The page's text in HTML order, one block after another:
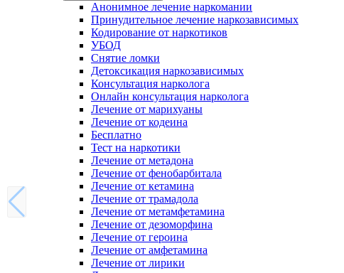
Анонимное лечение наркомании
Принудительное лечение наркозависимых
Кодирование от наркотиков
УБОД
Снятие ломки
Детоксикация наркозависимых
Консультация нарколога
Онлайн консультация нарколога
Лечение от марихуаны
Лечение от кодеина
Бесплатно
Тест на наркотики
Лечение от метадона
Лечение от фенобарбитала
Лечение от кетамина
Лечение от трамадола
Лечение от метамфетамина
Лечение от дезоморфина
Лечение от героина
Лечение от амфетамина
Лечение от лирики